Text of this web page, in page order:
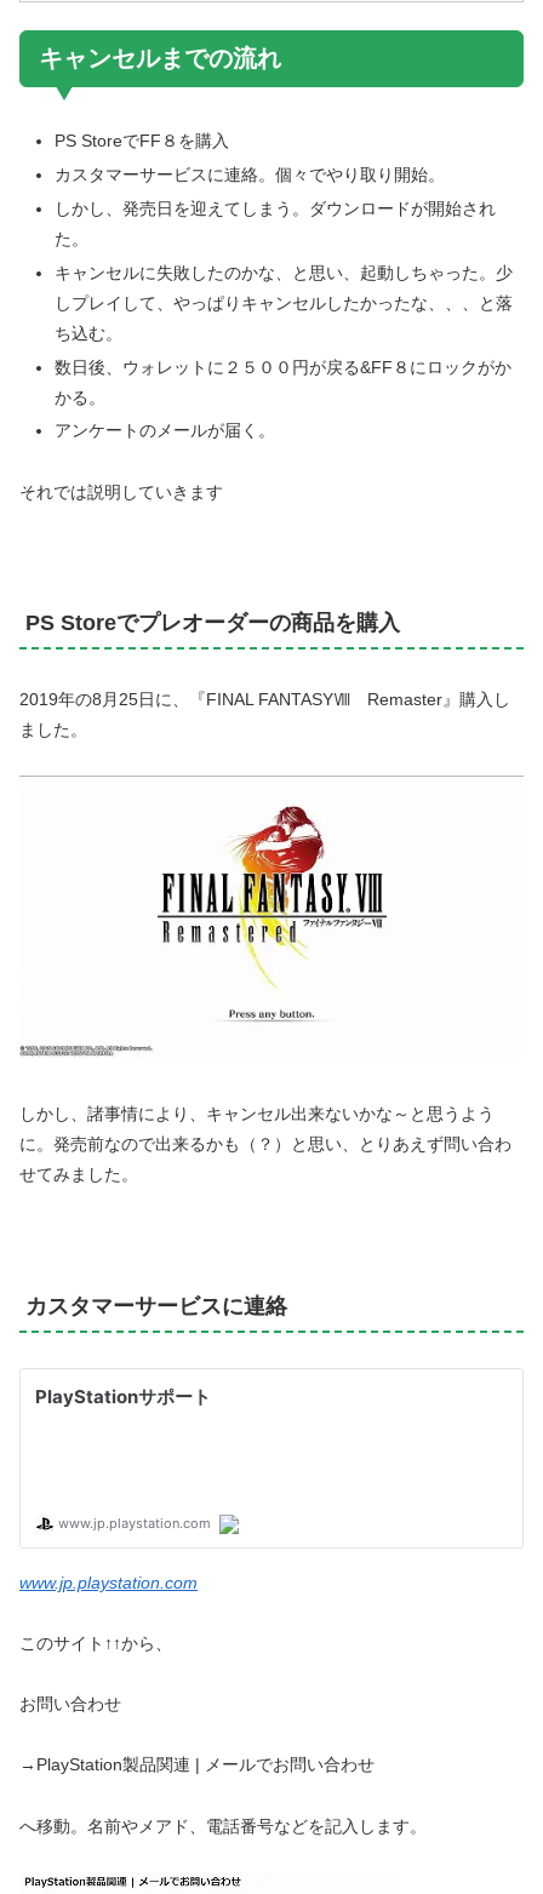
キャンセルまでの流れ
PS StoreでFF８を購入
カスタマーサービスに連絡。個々でやり取り開始。
しかし、発売日を迎えてしまう。ダウンロードが開始され
た。
キャンセルに失敗したのかな、と思い、起動しちゃった。少
しプレイして、やっぱりキャンセルしたかったな、、、と落
ち込む。
数日後、ウォレットに２５００円が戻る&FF８にロックがか
かる。
アンケートのメールが届く。
それでは説明していきます
PS Storeでプレオーダーの商品を購入
2019年の8月25日に、『FINAL FANTASYⅧ Remaster』購入し
ました。
しかし、諸事情により、キャンセル出来ないかな～と思うよう
に。発売前なので出来るかも（？）と思い、とりあえず問い合わ
せてみました。
カスタマーサービスに連絡
www.jp.playstation.com
このサイト↑↑から、
お問い合わせ
→PlayStation製品関連 | メールでお問い合わせ
へ移動。名前やメアド、電話番号などを記入します。